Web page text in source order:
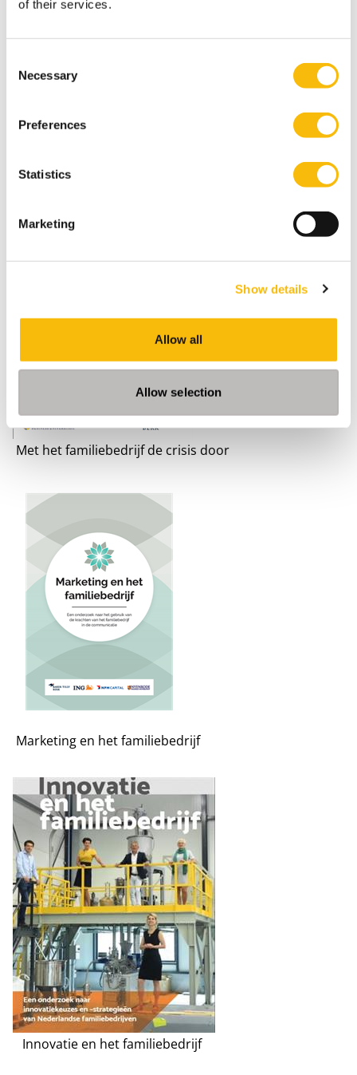
of their services.
Selection
Necessary
Preferences
Statistics
Marketing
Show details
Allow all
Allow selection
Met het familiebedrijf de crisis door
Marketing en het familiebedrijf
Innovatie en het familiebedrijf